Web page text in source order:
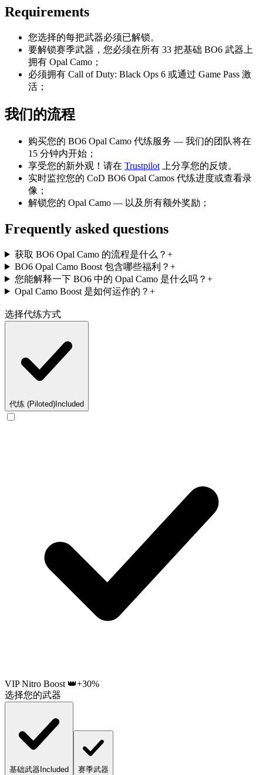
Requirements
您选择的每把武器必须已解锁。
要解锁赛季武器，您必须在所有 33 把基础 BO6 武器上
拥有 Opal Camo；
必须拥有 Call of Duty: Black Ops 6 或通过 Game Pass 激
活；
我们的流程
购买您的 BO6 Opal Camo 代练服务 — 我们的团队将在
15 分钟内开始；
享受您的新外观！请在 Trustpilot 上分享您的反馈。
实时监控您的 CoD BO6 Opal Camos 代练进度或查看录
像；
解锁您的 Opal Camo — 以及所有额外奖励；
Frequently asked questions
获取 BO6 Opal Camo 的流程是什么？ +
BO6 Opal Camo Boost 包含哪些福利？ +
您能解释一下 BO6 中的 Opal Camo 是什么吗？ +
Opal Camo Boost 是如何运作的？ +
选择代练方式
代练 (Piloted) Included
VIP Nitro Boost 👑+30%
选择您的武器
基础武器 Included 赛季武器